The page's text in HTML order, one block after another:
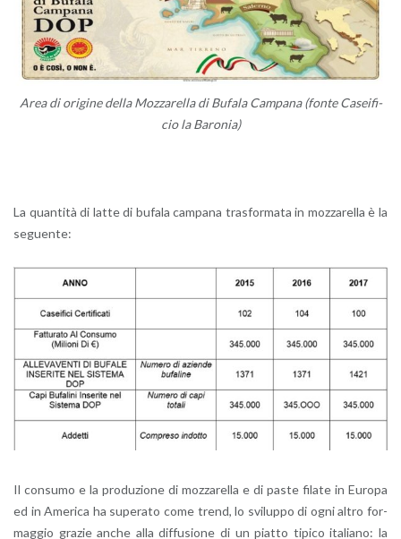
Area di ori­gi­ne della Moz­za­rel­la di Bu­fa­la Cam­pa­na (fonte Ca­sei­fi­
cio la Ba­ro­nia)
La quan­ti­tà di latte di bu­fa­la cam­pa­na tra­sfor­ma­ta in moz­za­rel­la è la
se­guen­te:
Il con­su­mo e la pro­du­zio­ne di moz­za­rel­la e di paste fi­la­te in Eu­ro­pa
ed in Ame­ri­ca ha su­pe­ra­to come trend, lo svi­lup­po di ogni altro for­
mag­gio gra­zie anche alla dif­fu­sio­ne di un piat­to ti­pi­co ita­lia­no: la